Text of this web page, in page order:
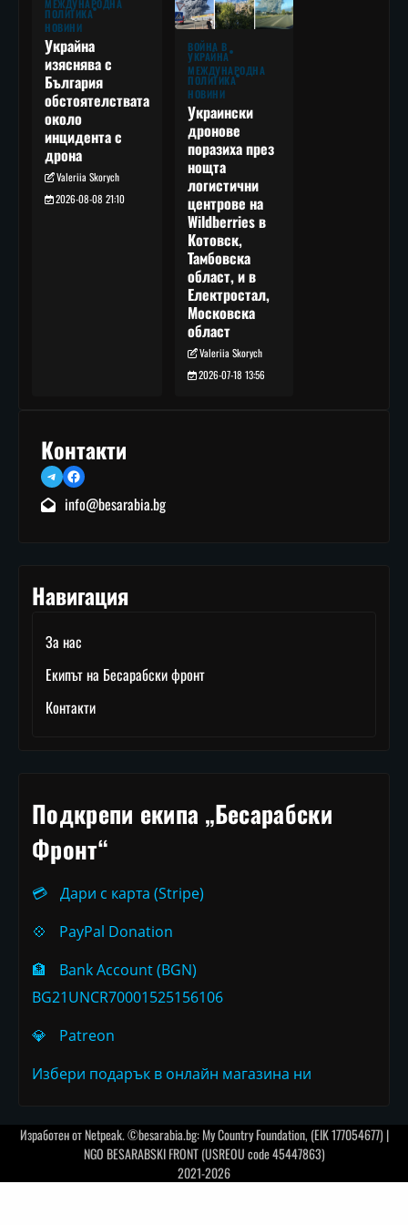
МЕЖДУНАРОДНА
ПОЛИТИКА
НОВИНИ
Украйна
изяснява с
България
обстоятелствата
около
инцидента с
дрона
Valeriia Skorych
2026-08-08 21:10
ВОЙНА В
УКРАЙНА
МЕЖДУНАРОДНА
ПОЛИТИКА
НОВИНИ
Украински
дронове
поразиха през
нощта
логистични
центрове на
Wildberries в
Котовск,
Тамбовска
област, и в
Електростал,
Московска
област
Valeriia Skorych
2026-07-18 13:56
Контакти
TelegramFacebook
info@besarabia.bg
Навигация
За нас
Екипът на Бесарабски фронт
Контакти
Подкрепи екипа „Бесарабски
Фронт“
💳
Дари с карта (Stripe)
💠
PayPal Donation
🏦
Bank Account (BGN)
BG21UNCR70001525156106
💎
Patreon
Избери подарък в онлайн магазина ни
Изработен отNetpeak. ©besarabia.bg: My Country Foundation, (EIK 177054677) |
NGO BESARABSKI FRONT (USREOU code 45447863)
2021-2026